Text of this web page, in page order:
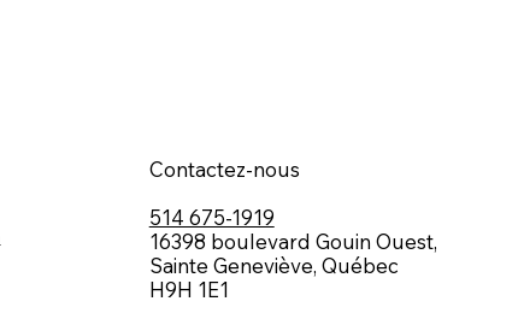
Contactez-nous
514 675-1919
16398 boulevard Gouin Ouest,
Sainte Geneviève, Québec
H9H 1E1